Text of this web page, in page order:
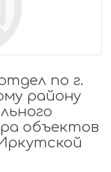
по г.
району
объектов